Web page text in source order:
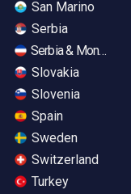
San Marino
Serbia
Serbia &
Slovakia
Slovenia
Spain
Sweden
Switzerland
Turkey